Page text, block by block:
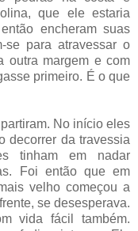
que ele estaria
encheram suas
se para atravessar o
outra margem e com
primeiro. É o que
No início eles
decorrer da travessia
tinham em nadar
Foi então que em
velho começou a
se desesperava.
vida fácil também.